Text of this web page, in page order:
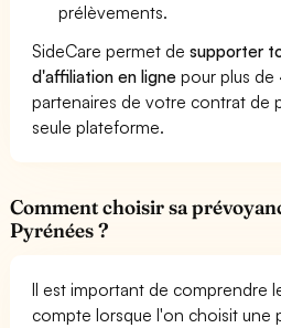
prélèvements.
SideCare permet desupporter
d'affiliation en ligne pour plus de
partenaires de votre contrat de
seule plateforme.
Comment choisir sa
Pyrénées ?
Il est important de comprendre
compte lorsque l'on choisit une